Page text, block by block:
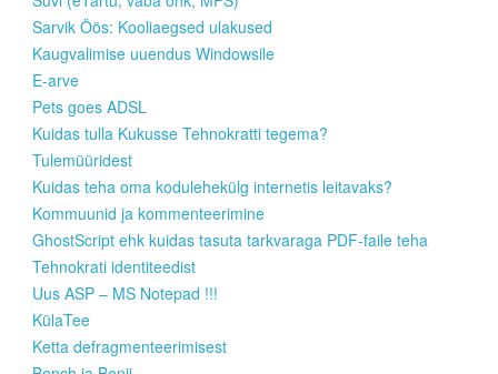
Sarvik Öös: Kooliaegsed ulakused
Kaugvalimise uuendus Windowsile
E-arve
Pets goes ADSL
Kuidas tulla Kukusse Tehnokratti tegema?
Tulemüüridest
Kuidas teha oma kodulehekülg internetis leitavaks?
Kommuunid ja kommenteerimine
GhostScript ehk kuidas tasuta tarkvaraga PDF-faile teha
Tehnokrati identiteedist
Uus ASP – MS Notepad !!!
KülaTee
Ketta defragmenteerimisest